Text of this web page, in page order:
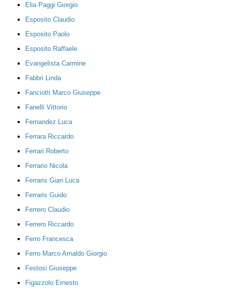
Elia Paggi Giorgio
Esposito Claudio
Esposito Paolo
Esposito Raffaele
Evangelista Carmine
Fabbri Linda
Fanciotti Marco Giuseppe
Fanelli Vittorio
Fernandez Luca
Ferrara Riccardo
Ferrari Roberto
Ferrario Nicola
Ferraris Gian Luca
Ferraris Guido
Ferrero Claudio
Ferrero Riccardo
Ferro Francesca
Ferro Marco Arnaldo Giorgio
Festosi Giuseppe
Figazzolo Ernesto